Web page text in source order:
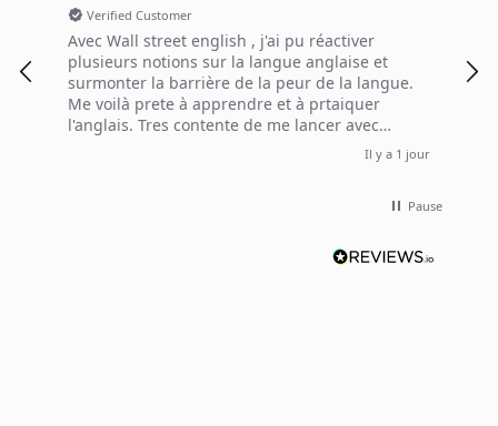
Verified Customer
Avec Wall street english , j'ai pu réactiver
plusieurs notions sur la langue anglaise et
surmonter la barrière de la peur de la langue.
Me voilà prete à apprendre et à prtaiquer
l'anglais. Tres contente de me lancer avec
Il y a 1 jour
Pause